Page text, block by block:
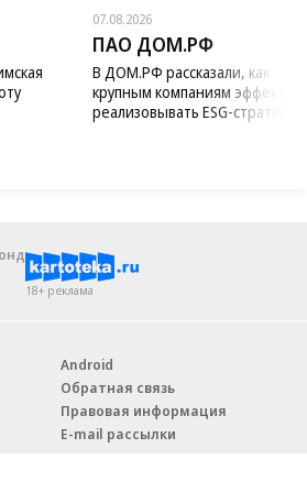
07.08.2026
ПАО ДОМ.РФ
В ДОМ.РФ рассказали, как
крупным компаниям
реализовывать ESG-стратегию
18+ реклама
Android
Обратная связь
Правовая информация
E-mail рассылки